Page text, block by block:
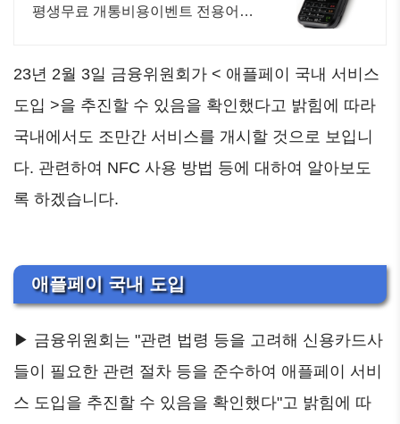
평생무료 개통비용이벤트 전용어플
23년 2월 3일 금융위원회가 < 애플페이 국내 서비스
도입 >을 추진할 수 있음을 확인했다고 밝힘에 따라
국내에서도 조만간 서비스를 개시할 것으로 보입니
다. 관련하여 NFC 사용 방법 등에 대하여 알아보도
록 하겠습니다.
애플페이 국내 도입
▶ 금융위원회는 "관련 법령 등을 고려해 신용카드사
들이 필요한 관련 절차 등을 준수하여 애플페이 서비
스 도입을 추진할 수 있음을 확인했다"고 밝힘에 따